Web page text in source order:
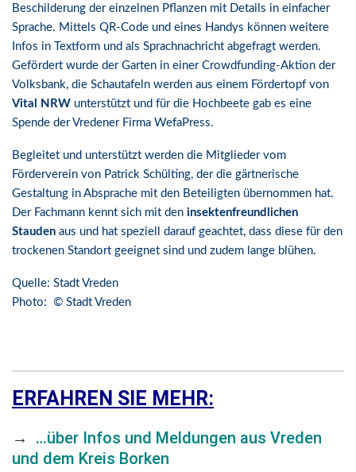
Beschilderung der einzelnen Pflanzen mit Details in einfacher
Sprache. Mittels QR-Code und eines Handys können weitere
Infos in Textform und als Sprachnachricht abgefragt werden.
Gefördert wurde der Garten in einer Crowdfunding-Aktion der
Volksbank, die Schautafeln werden aus einem Fördertopf von
Vital NRW unterstützt und für die Hochbeete gab es eine
Spende der Vredener Firma WefaPress.
Begleitet und unterstützt werden die Mitglieder vom
Förderverein von Patrick Schülting, der die gärtnerische
Gestaltung in Absprache mit den Beteiligten übernommen hat.
Der Fachmann kennt sich mit den insektenfreundlichen
Stauden aus und hat speziell darauf geachtet, dass diese für den
trockenen Standort geeignet sind und zudem lange blühen.
Quelle: Stadt Vreden
Photo: © Stadt Vreden
ERFAHREN SIE MEHR:
→ …über Infos und Meldungen aus Vreden
und dem Kreis Borken